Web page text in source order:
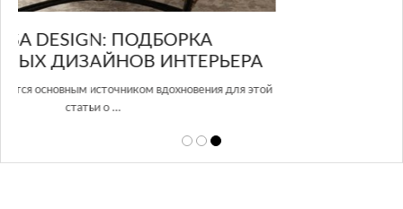
GLAZOV DESIGN GROUP – УНИКАЛЬНЫЙ
ПОДХОД К ДИЗАЙНУ
Glazov Design Group- это одна из лучших студий дизайна интерьера